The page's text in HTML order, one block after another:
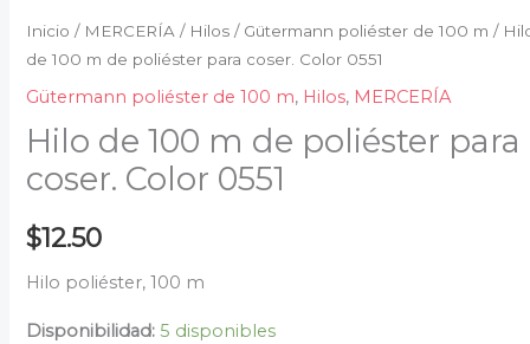
Inicio / MERCERÍA / Hilos / Gütermann poliéster de 100 m /
de 100 m de poliéster para coser. Color 0551
Gütermann poliéster de 100 m, Hilos, MERCERÍA
Hilo de 100 m de poliéster para
coser. Color 0551
$12.50
Hilo poliéster, 100 m
Disponibilidad: 5 disponibles